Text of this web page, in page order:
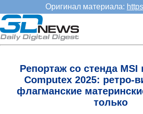
Оригинал материала:
Репортаж со стенда MSI
Computex 2025: ретро-
флагманские
только